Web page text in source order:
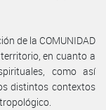
de la COMUNIDAD
territorio, en cuanto a
como así
distintos contextos